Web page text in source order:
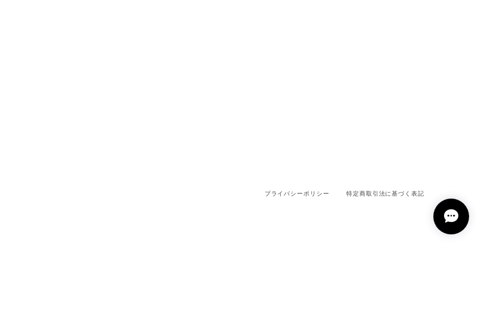
プライバシーポリシー 特定商取引法に基づく表記